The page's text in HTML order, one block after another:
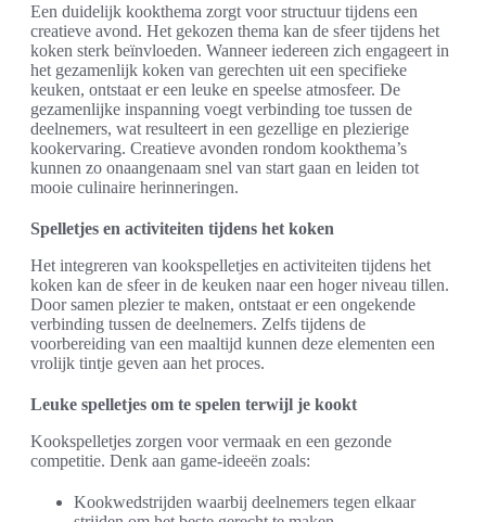
Een duidelijk kookthema zorgt voor structuur tijdens een
creatieve avond. Het gekozen thema kan de sfeer tijdens het
koken sterk beïnvloeden. Wanneer iedereen zich engageert in
het gezamenlijk koken van gerechten uit een specifieke
keuken, ontstaat er een leuke en speelse atmosfeer. De
gezamenlijke inspanning voegt verbinding toe tussen de
deelnemers, wat resulteert in een gezellige en plezierige
kookervaring. Creatieve avonden rondom kookthema’s
kunnen zo onaangenaam snel van start gaan en leiden tot
mooie culinaire herinneringen.
Spelletjes en activiteiten tijdens het koken
Het integreren van kookspelletjes en activiteiten tijdens het
koken kan de sfeer in de keuken naar een hoger niveau tillen.
Door samen plezier te maken, ontstaat er een ongekende
verbinding tussen de deelnemers. Zelfs tijdens de
voorbereiding van een maaltijd kunnen deze elementen een
vrolijk tintje geven aan het proces.
Leuke spelletjes om te spelen terwijl je kookt
Kookspelletjes zorgen voor vermaak en een gezonde
competitie. Denk aan game-ideeën zoals:
Kookwedstrijden waarbij deelnemers tegen elkaar